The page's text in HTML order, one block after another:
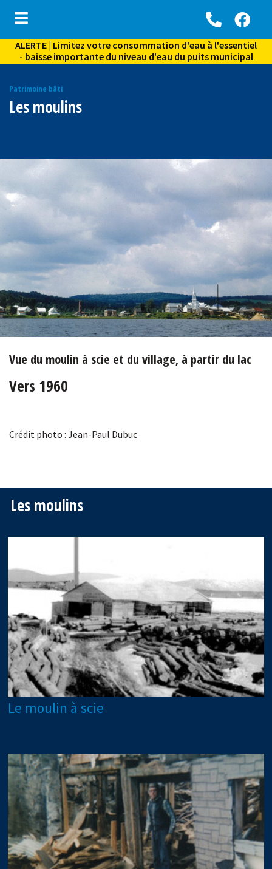
(Vie municipale )
(Environnement )
(Archives )
ALERTE | Limitez votre consommation d'eau à l'essentiel
- baisse importante du niveau d'eau du puits municipal
Patrimoine bâti
Les moulins
Vue du moulin à scie et du village, à partir du lac
Vers 1960
Crédit photo : Jean-Paul Dubuc
Les moulins
Le moulin à scie